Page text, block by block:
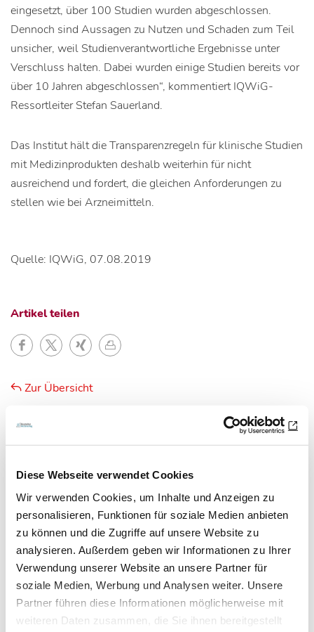
Diese Webseite verwendet Cookies
Wir verwenden Cookies, um Inhalte und Anzeigen zu
personalisieren, Funktionen für soziale Medien anbieten
zu können und die Zugriffe auf unsere Website zu
analysieren. Außerdem geben wir Informationen zu Ihrer
Verwendung unserer Website an unsere Partner für
soziale Medien, Werbung und Analysen weiter. Unsere
Partner führen diese Informationen möglicherweise mit
weiteren Daten zusammen, die Sie ihnen bereitgestellt
Newsletter­anmeldung
Bleiben Sie auf dem Laufenden. Der MT-Dialog-
Newsletter informiert Sie jede Woche kostenfrei
über die wichtigsten Branchen-News, aktuelle
Themen und die neusten Stellenangebote.
E-Mail-Adresse
eingesetzt, über 100 Studien wurden abgeschlossen.
Dennoch sind Aussagen zu Nutzen und Schaden zum Teil
unsicher, weil Studienverantwortliche Ergebnisse unter
Verschluss halten. Dabei wurden einige Studien bereits vor
über 10 Jahren abgeschlossen“, kommentiert IQWiG-
Ressortleiter Stefan Sauerland.
Das Institut hält die Transparenzregeln für klinische Studien
mit Medizinprodukten deshalb weiterhin für nicht
ausreichend und fordert, die gleichen Anforderungen zu
stellen wie bei Arzneimitteln.
Quelle: IQWiG, 07.08.2019
Artikel teilen
Zur Übersicht